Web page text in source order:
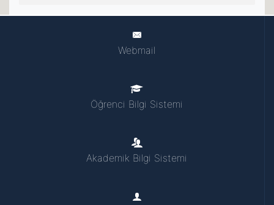
Webmail
Öğrenci Bilgi Sistemi
Akademik Bilgi Sistemi